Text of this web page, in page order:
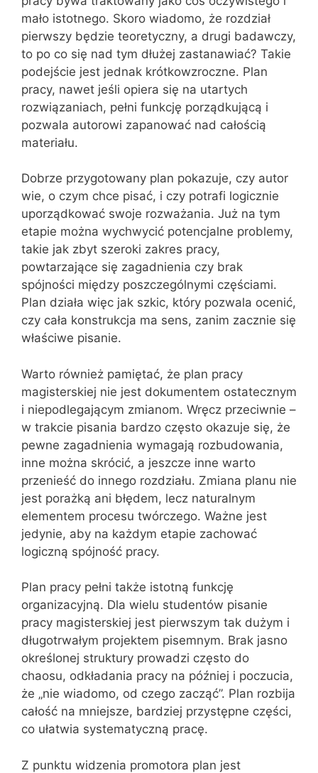
mało istotnego. Skoro wiadomo, że rozdział
pierwszy będzie teoretyczny, a drugi badawczy,
to po co się nad tym dłużej zastanawiać? Takie
podejście jest jednak krótkowzroczne. Plan
pracy, nawet jeśli opiera się na utartych
rozwiązaniach, pełni funkcję porządkującą i
pozwala autorowi zapanować nad całością
materiału.
Dobrze przygotowany plan pokazuje, czy autor
wie, o czym chce pisać, i czy potrafi logicznie
uporządkować swoje rozważania. Już na tym
etapie można wychwycić potencjalne problemy,
takie jak zbyt szeroki zakres pracy,
powtarzające się zagadnienia czy brak
spójności między poszczególnymi częściami.
Plan działa więc jak szkic, który pozwala ocenić,
czy cała konstrukcja ma sens, zanim zacznie się
właściwe pisanie.
Warto również pamiętać, że plan pracy
magisterskiej nie jest dokumentem ostatecznym
i niepodlegającym zmianom. Wręcz przeciwnie –
w trakcie pisania bardzo często okazuje się, że
pewne zagadnienia wymagają rozbudowania,
inne można skrócić, a jeszcze inne warto
przenieść do innego rozdziału. Zmiana planu nie
jest porażką ani błędem, lecz naturalnym
elementem procesu twórczego. Ważne jest
jedynie, aby na każdym etapie zachować
logiczną spójność pracy.
Plan pracy pełni także istotną funkcję
organizacyjną. Dla wielu studentów pisanie
pracy magisterskiej jest pierwszym tak dużym i
długotrwałym projektem pisemnym. Brak jasno
określonej struktury prowadzi często do
chaosu, odkładania pracy na później i poczucia,
że „nie wiadomo, od czego zacząć”. Plan rozbija
całość na mniejsze, bardziej przystępne części,
co ułatwia systematyczną pracę.
Z punktu widzenia promotora plan jest